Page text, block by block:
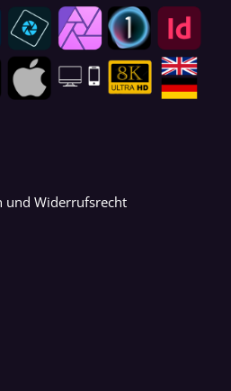
und Widerrufsrecht